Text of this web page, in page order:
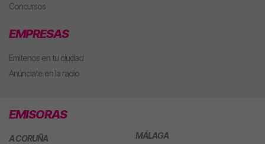
Concursos
EMPRESAS
Emítenos en tu ciudad
Anúnciate en la radio
EMISORAS
A CORUÑA
MÁLAGA